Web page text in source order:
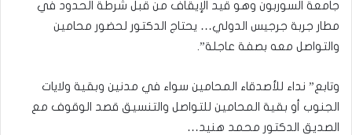
جامعة السوربون وهو قيد الإيقاف من قبل شرطة الحدود في
مطار جربة جرجيس الدولي… يحتاج الدكتور لحضور محامين
والتواصل معه بصفة عاجلة”.
وتابع” نداء للأصدقاء المحامين سواء في مدنين وبقية ولايات
الجنوب أو بقية المحامين للتواصل والتنسيق قصد الوقوف مع
الصديق الدكتور محمد هنيد…